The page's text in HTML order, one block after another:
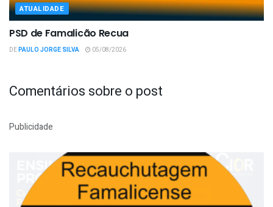
ATUALIDADE
PSD de Famalicão Recua
DEPAULO JORGE SILVA 05/08/2026
Comentários sobre o post
Publicidade